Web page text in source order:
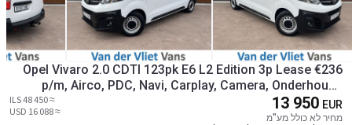
Opel Vivaro 2.0 CDTI 123pk E6 L2 Edition 3p Lease €236
p/m, Airco, PDC, Navi, Carplay, Camera, Onderhouds
historie aanwezig
13 950 EUR
מחיר לא כולל מע"מ
≈ 48 450 ILS
≈ 16 088 USD